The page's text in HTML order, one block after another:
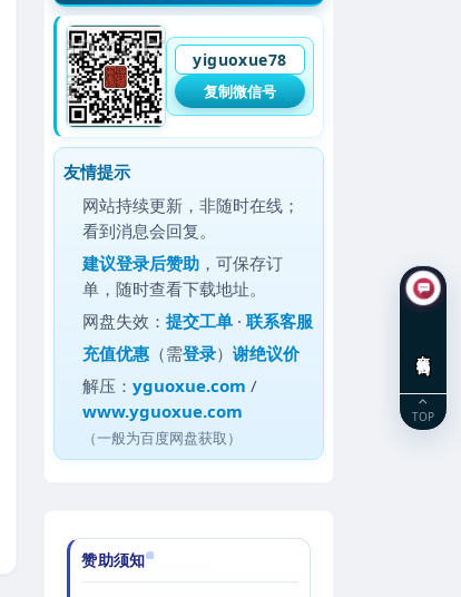
yiguoxue78
复制微信号
友情提示
网站持续更新，非随时在线；
看到消息会回复。
建议登录后赞助 ，可保存订
单，随时查看下载地址。
网盘失效：提交工单 ·联系客服
充值优惠 （需登录）谢绝议价
解压：yguoxue.com /
www.yguoxue.com
（一般为百度网盘获取）
赞助须知
TOP